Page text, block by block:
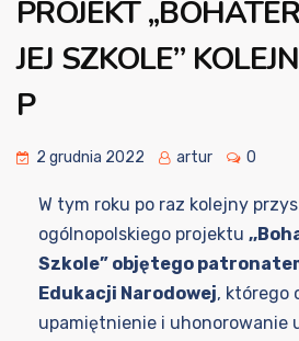
PROJEKT
JEJ SZKOLE”
P
2 grudnia 2022 artur 0
W tym roku po raz kolejny
ogólnopolskiego projektu
Szkole” objętego
Edukacji Narodowej, którego
upamiętnienie i uhonorowanie